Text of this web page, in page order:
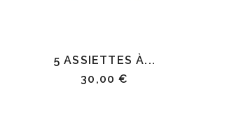
5 ASSIETTES À...
30,00 €